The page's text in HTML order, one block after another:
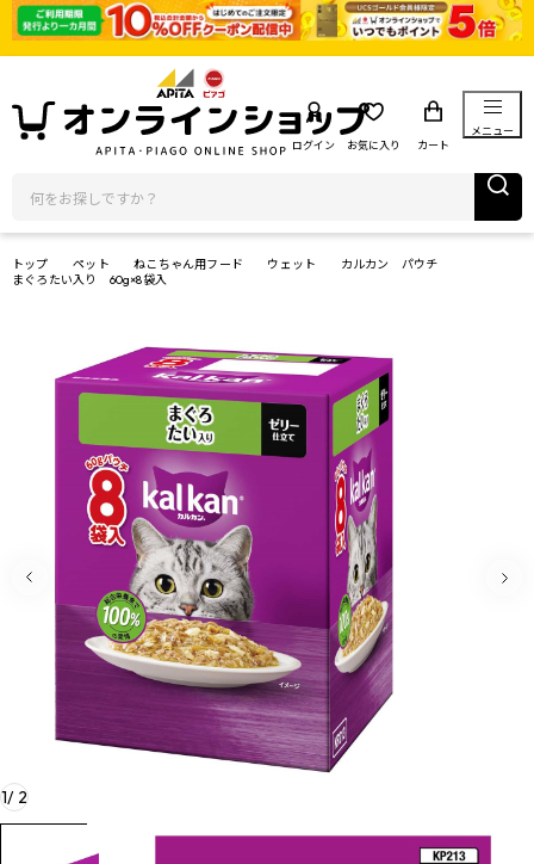
ログイン お気に入り カート
メニュー
トップ ペット ねこちゃん用フード ウェット
カルカン パウチ
まぐろたい入り 60g×8袋入
1/ 2